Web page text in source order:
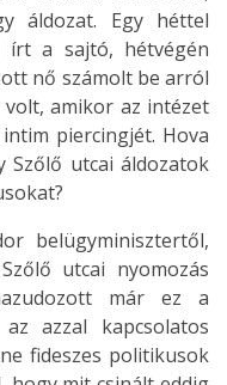
áldozat. Egy héttel
írt a sajtó, hétvégén
nő számolt be arról
amikor az intézet
piercingjét. Hova
Szőlő utcai áldozatok
belügyminisztertől,
utcai nyomozás
már ez a
azzal kapcsolatos
fideszes politikusok